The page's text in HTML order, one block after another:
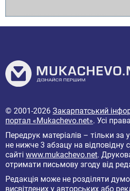
© 2001-2026Закарпатський
портал «Mukachevo.net». Усі
Передрук матеріалів – тільки за
не нижче 3 абзацу на відповідну
сайтіwww.mukachevo.net.
отримати письмову згоду від
Редакція може не розділяти
висвітлених у авторських або